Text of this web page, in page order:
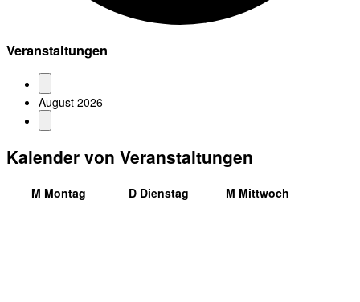
Veranstaltungen
August 2026
Kalender von Veranstaltungen
M Montag D Dienstag M Mittwoch